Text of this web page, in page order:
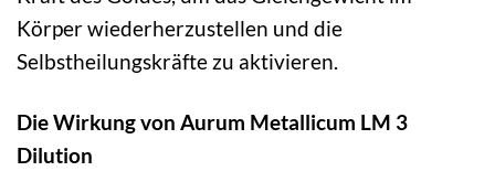
Körper wiederherzustellen und die
Selbstheilungskräfte zu aktivieren.
Die Wirkung von Aurum Metallicum LM 3
Dilution